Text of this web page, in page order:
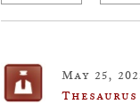
May 25,